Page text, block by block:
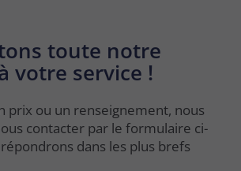
toute notre
votre service !
prix ou un renseignement, nous
contacter par le formulaire ci-
dans les plus brefs